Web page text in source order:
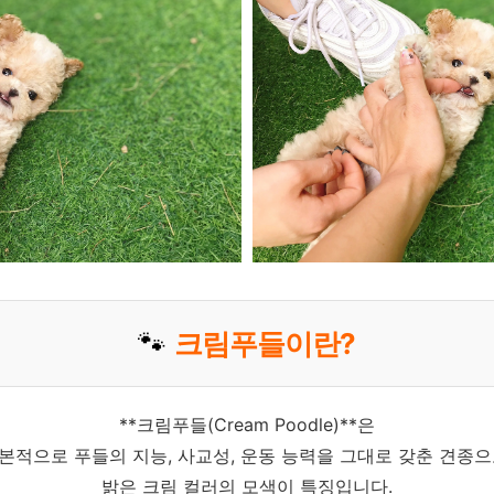
🐾 크림푸들이란?
**크림푸들(Cream Poodle)**은
적으로 푸들의 지능, 사교성, 운동 능력을 그대로 갖춘 견종
밝은 크림 컬러의 모색이 특징입니다.